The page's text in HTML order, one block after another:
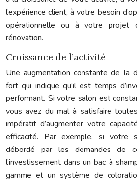
l’expérience client, à votre besoin
opérationnelle ou à votre projet
rénovation.
Croissance de l’activité
Une augmentation constante de la
fort qui indique qu’il est temps
performant. Si votre salon est
vous avez du mal à satisfaire
impératif d’augmenter votre
efficacité. Par exemple, si votre
débordé par les demandes de
l’investissement dans un bac à
gamme et un système de